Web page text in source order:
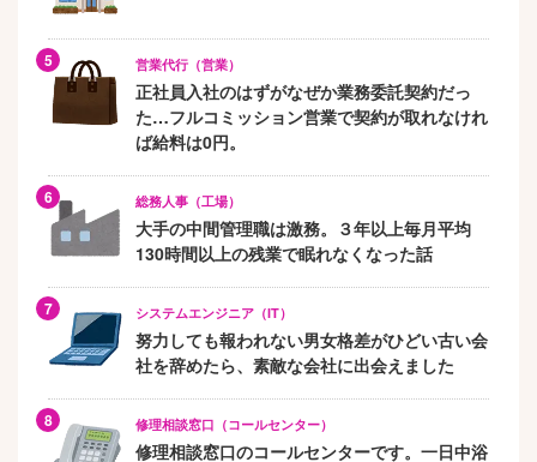
営業代行（営業）
正社員入社のはずがなぜか業務委託契約だっ
た…フルコミッション営業で契約が取れなけれ
ば給料は0円。
総務人事（工場）
大手の中間管理職は激務。３年以上毎月平均
130時間以上の残業で眠れなくなった話
システムエンジニア（IT）
努力しても報われない男女格差がひどい古い会
社を辞めたら、素敵な会社に出会えました
修理相談窓口（コールセンター）
修理相談窓口のコールセンターです。一日中浴